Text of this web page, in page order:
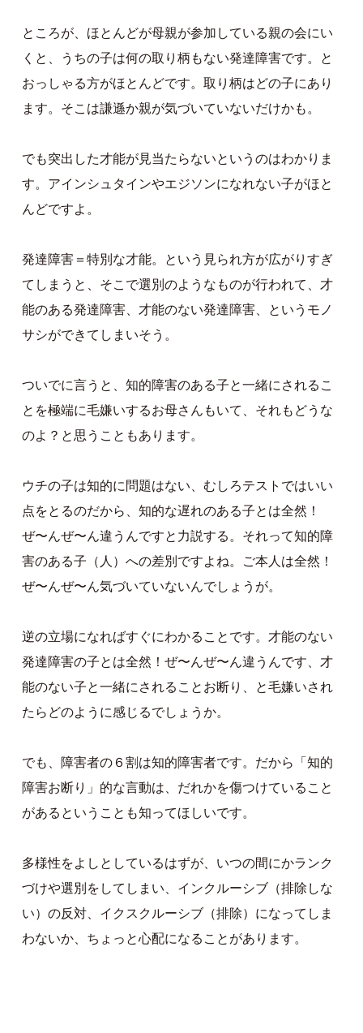
ところが、ほとんどが母親が参加している親の会にい
くと、うちの子は何の取り柄もない発達障害です。と
おっしゃる方がほとんどです。取り柄はどの子にあり
ます。そこは謙遜か親が気づいていないだけかも。
でも突出した才能が見当たらないというのはわかりま
す。アインシュタインやエジソンになれない子がほと
んどですよ。
発達障害＝特別な才能。という見られ方が広がりすぎ
てしまうと、そこで選別のようなものが行われて、才
能のある発達障害、才能のない発達障害、というモノ
サシができてしまいそう。
ついでに言うと、知的障害のある子と一緒にされるこ
とを極端に毛嫌いするお母さんもいて、それもどうな
のよ？と思うこともあります。
ウチの子は知的に問題はない、むしろテストではいい
点をとるのだから、知的な遅れのある子とは全然！
ぜ〜んぜ〜ん違うんですと力説する。それって知的障
害のある子（人）への差別ですよね。ご本人は全然！
ぜ〜んぜ〜ん気づいていないんでしょうが。
逆の立場になればすぐにわかることです。才能のない
発達障害の子とは全然！ぜ〜んぜ〜ん違うんです、才
能のない子と一緒にされることお断り、と毛嫌いされ
たらどのように感じるでしょうか。
でも、障害者の６割は知的障害者です。だから「知的
障害お断り」的な言動は、だれかを傷つけていること
があるということも知ってほしいです。
多様性をよしとしているはずが、いつの間にかランク
づけや選別をしてしまい、インクルーシブ（排除しな
い）の反対、イクスクルーシブ（排除）になってしま
わないか、ちょっと心配になることがあります。